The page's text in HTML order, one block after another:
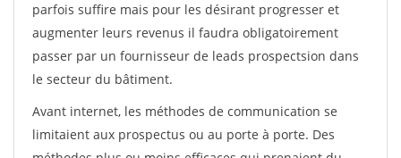
parfois suffire mais pour les désirant progresser et
augmenter leurs revenus il faudra obligatoirement
passer par un fournisseur de leads prospectsion dans
le secteur du bâtiment.
Avant internet, les méthodes de communication se
limitaient aux prospectus ou au porte à porte. Des